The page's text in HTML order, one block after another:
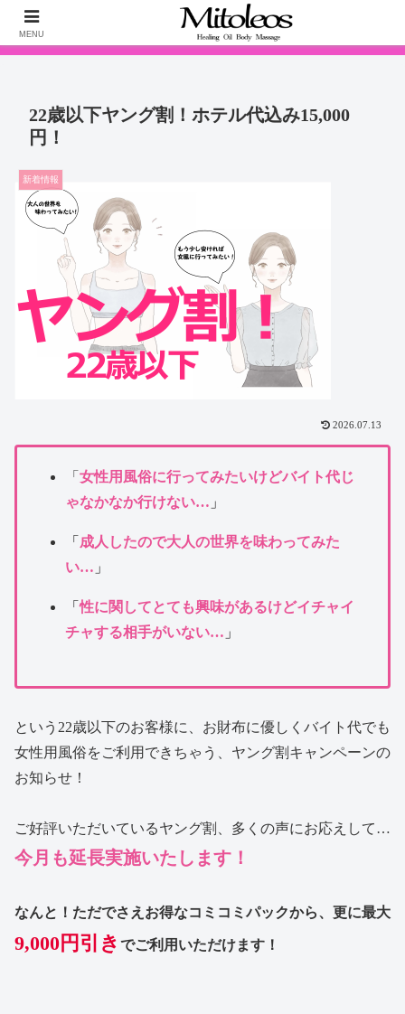
5月25日最新クチコミいただきました！24時間いつでも最短30分で伺いま
す！
22歳以下ヤング割！ホテル代込み15,000
円！
新着情報
2026.07.13
「女性用風俗に行ってみたいけどバイト代じ
ゃなかなか行けない… 」
「 成人したので大人の世界を味わってみた
い… 」
「性に関してとても興味があるけどイチャイ
チャする相手がいない… 」
という22歳以下のお客様に、お財布に優しくバイト代でも
女性用風俗をご利用できちゃう、ヤング割キャンペーンの
お知らせ！
ご好評いただいているヤング割、多くの声にお応えして…
今月も延長実施いたします！
なんと！ただでさえお得なコミコミパックから、更に最大
9,000円引き でご利用いただけます！
MENU